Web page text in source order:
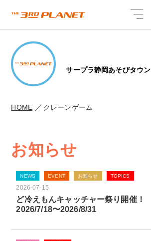
サープラ静岡あそびタウン
HOME クレーンゲーム
お知らせ
NEWS EVENT お知らせ TOPICS
2026-07-15
ど冷えもんキャッチャー祭り開催！
2026/7/18〜2026/8/31